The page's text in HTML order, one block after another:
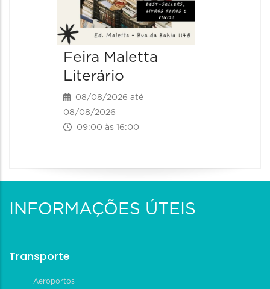
Feira Maletta
Literário
08/08/2026 até
08/08/2026
09:00 às 16:00
INFORMAÇÕES ÚTEIS
Transporte
Aeroportos